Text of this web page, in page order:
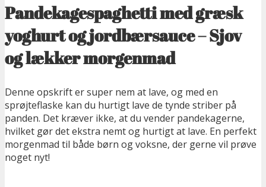
Pandekagespaghetti med græsk
yoghurt og jordbærsauce – Sjov
og lækker morgenmad
Denne opskrift er super nem at lave, og med en
sprøjteflaske kan du hurtigt lave de tynde striber på
panden. Det kræver ikke, at du vender pandekagerne,
hvilket gør det ekstra nemt og hurtigt at lave. En perfekt
morgenmad til både børn og voksne, der gerne vil prøve
noget nyt!